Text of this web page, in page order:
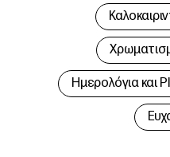
Hμερολόγια και